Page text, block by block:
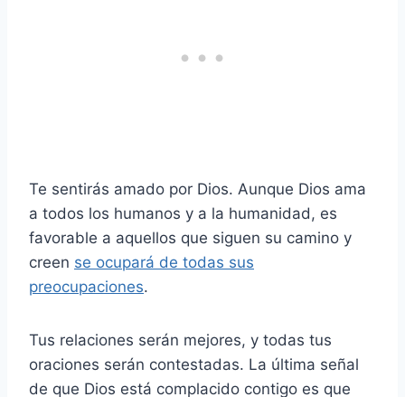
Te sentirás amado por Dios. Aunque Dios ama
a todos los humanos y a la humanidad, es
favorable a aquellos que siguen su camino y
creen se ocupará de todas sus
preocupaciones.
Tus relaciones serán mejores, y todas tus
oraciones serán contestadas. La última señal
de que Dios está complacido contigo es que